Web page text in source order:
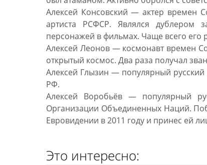
Алексей Консовский — актер времен
артиста РСФСР. Являлся дублером
персонажей в фильмах. Чаще всего
Алексей Леонов — космонавт времен
открытый космос. Два раза получал
Алексей Глызин — популярный русский
РФ.
Алексей Воробьёв — популярный
Организации Объединенных Наций.
Евровидении в 2011 году и принес ей
Это интересно: